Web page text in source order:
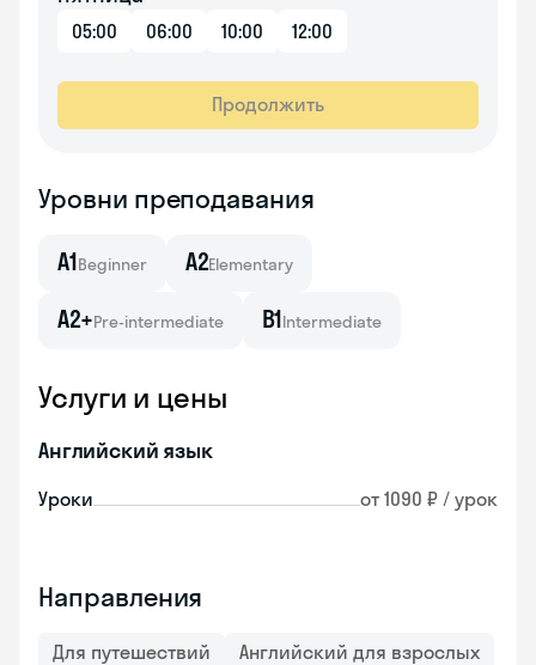
05:00 06:00 10:00 12:00
Продолжить
Уровни преподавания
A1Beginner A2Elementary
A2+Pre-intermediate B1Intermediate
Услуги и цены
Английский язык
Уроки от 1090 ₽ / урок
Направления
Для путешествий
Английский для взрослых